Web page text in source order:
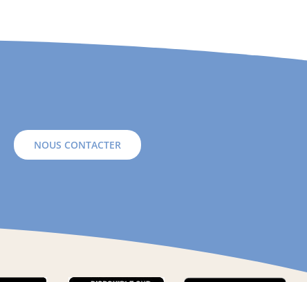
NOUS CONTACTER